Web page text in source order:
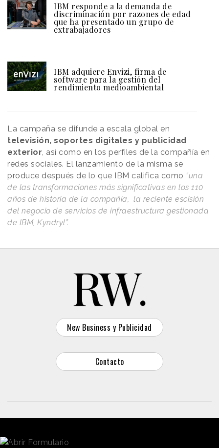
IBM responde a la demanda de
discriminación por razones de edad
que ha presentado un grupo de
extrabajadores
IBM adquiere Envizi, firma de
software para la gestión del
rendimiento medioambiental
La campaña se difunde a escala global en
televisión, soportes digitales y publicidad
exterior , así como en los perfiles de la compañía en
redes sociales. El lanzamiento de la misma se
produce después de lo que IBM califica como “una
de las transformaciones más significativas en los 110
años de historia de la compañía, la reciente escisión
del negocio de servicios de infraestructura gestionada
de IBM, Kyndryl”.
New Business y Publicidad
Contacto
© 2026 Reason Why
Dirección: